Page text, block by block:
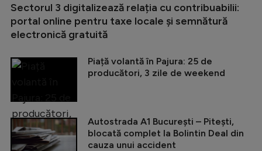
Sectorul 3 digitalizează relația cu contribuabilii:
portal online pentru taxe locale și semnătură
electronică gratuită
Piață volantă în Pajura: 25 de
producători, 3 zile de weekend
Autostrada A1 București – Pitești,
blocată complet la Bolintin Deal din
cauza unui accident